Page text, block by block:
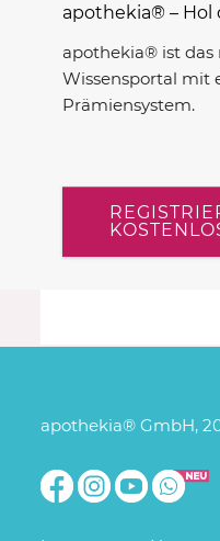
apothekia® – Hol
apothekia® ist das
Wissensportal mit
Prämiensystem.
apothekia® GmbH,